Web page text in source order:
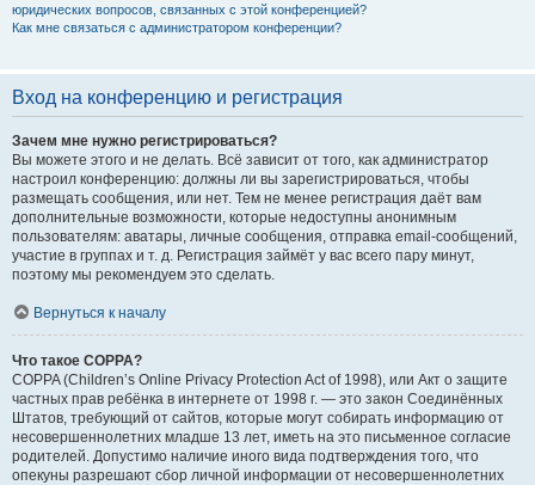
юридических вопросов, связанных с этой конференцией?
Как мне связаться с администратором конференции?
Вход на конференцию и регистрация
Зачем мне нужно регистрироваться?
Вы можете этого и не делать. Всё зависит от того, как администратор
настроил конференцию: должны ли вы зарегистрироваться, чтобы
размещать сообщения, или нет. Тем не менее регистрация даёт вам
дополнительные возможности, которые недоступны анонимным
пользователям: аватары, личные сообщения, отправка email-сообщений,
участие в группах и т. д. Регистрация займёт у вас всего пару минут,
поэтому мы рекомендуем это сделать.
Вернуться к началу
Что такое COPPA?
COPPA (Children’s Online Privacy Protection Act of 1998), или Акт о защите
частных прав ребёнка в интернете от 1998 г. — это закон Соединённых
Штатов, требующий от сайтов, которые могут собирать информацию от
несовершеннолетних младше 13 лет, иметь на это письменное согласие
родителей. Допустимо наличие иного вида подтверждения того, что
опекуны разрешают сбор личной информации от несовершеннолетних